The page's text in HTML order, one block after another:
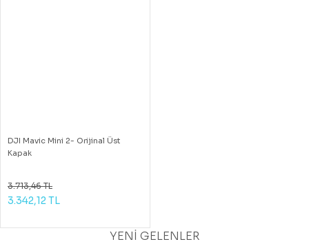
DJI Mavic Mini 2- Orijinal Üst
Kapak
3.713,46 TL
3.342,12 TL
YENİ GELENLER